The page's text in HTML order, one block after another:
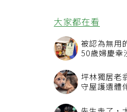
大家都在看
被認為無用
50歲婦慶
坪林獨居老
守屋護遺